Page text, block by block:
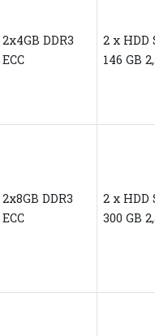
2x4GB DDR3
ECC
2 x HDD
146 GB
2x8GB DDR3
ECC
2 x HDD
300 GB